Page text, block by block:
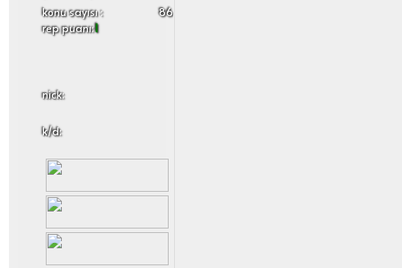
konu sayısı :
86
rep puanı:1
nick:
k/d: